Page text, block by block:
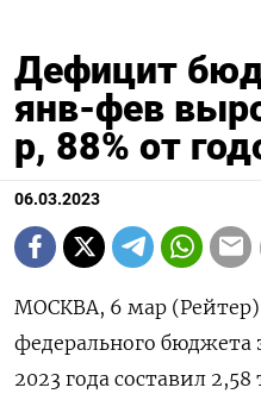
Дефицит
янв-фев
р, 88% от
06.03.2023
МОСКВА, 6 мар
федерального бюджета
2023 года составил